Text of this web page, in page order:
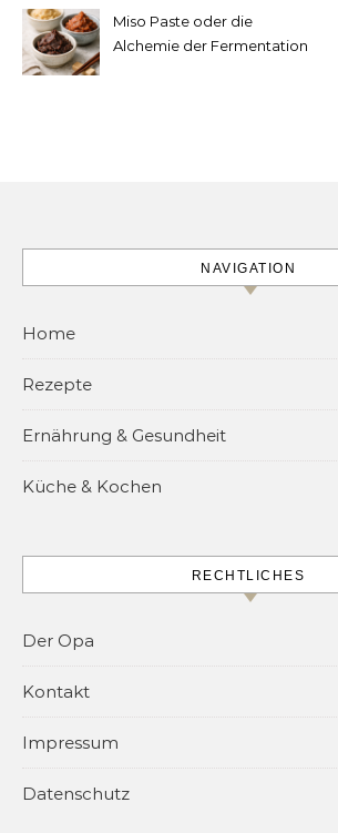
Miso Paste oder die
Alchemie der Fermentation
NAVIGATION
Home
Rezepte
Ernährung & Gesundheit
Küche & Kochen
RECHTLICHES
Der Opa
Kontakt
Impressum
Datenschutz